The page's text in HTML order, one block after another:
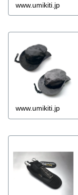
www.umikiti.jp
www.umikiti.jp